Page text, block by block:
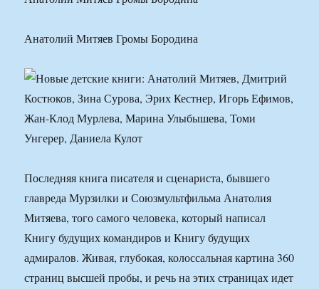
Анатолий Митяев Громы Бородина
Последняя книга писателя и сценариста, бывшего
главреда Мурзилки и Союзмультфильма Анатолия
Митяева, того самого человека, который написал
Книгу будущих командиров и Книгу будущих
адмиралов. Живая, глубокая, колоссальная картина 360
страниц высшей пробы, и речь на этих страницах идет